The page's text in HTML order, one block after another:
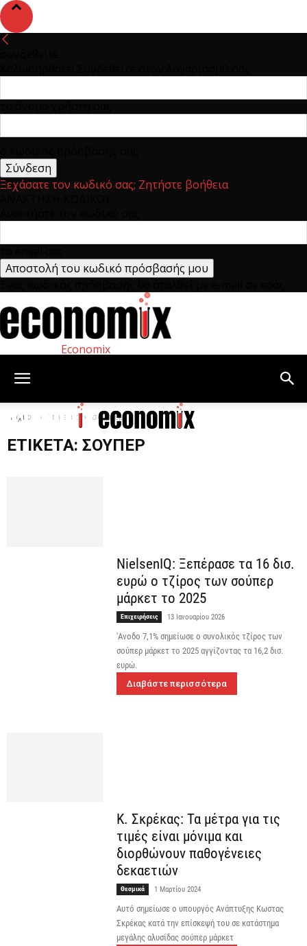
Ξεχάσατε τον κωδικό σας; Ζητήστε βοήθεια
Economix
Αρχική Ετικέτες σούπερ
ΕΤΙΚΈΤΑ: ΣΟΎΠΕΡ
NielsenIQ: Ξεπέρασε τα 16 δισ.
ευρώ ο τζίρος των σούπερ
μάρκετ το 2025
Επιχειρήσεις 13 Ιανουαρίου 2026
'Ανοδο 7,1% σημείωσε ο συνολικός τζίρος των
σούπερ μάρκετ το 2025 αγγίζοντας τα 16,2 δισ.
ευρώ.
Διαβάστε περισσότερα
Κ. Σκρέκας: Τα μέτρα για τις
τιμές είναι μόνιμα και
διορθώνουν παθογένειες
δεκαετιών
Θεσμικά 1 Μαρτίου 2024
Αυτό σημείωσε ο υπουργός Ανάπτυξης Κωστας
Σκρέκας κατά την επίσκεψή του σε κατάστημα
μεγάλης αλυσίδας σούπερ μάρκετ